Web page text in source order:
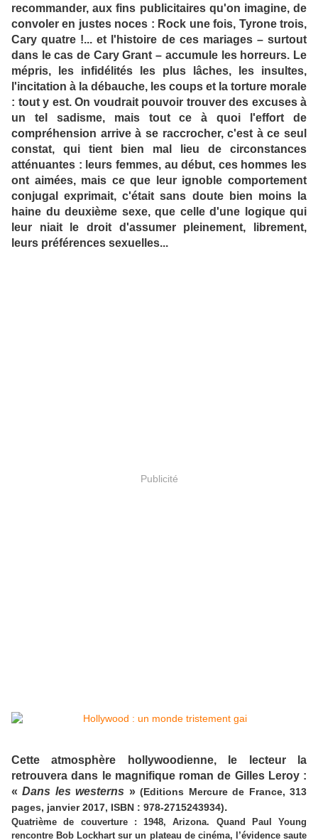
recommander, aux fins publicitaires qu'on imagine, de
convoler en justes noces : Rock une fois, Tyrone trois,
Cary quatre !... et l'histoire de ces mariages – surtout
dans le cas de Cary Grant – accumule les horreurs. Le
mépris, les infidélités les plus lâches, les insultes,
l'incitation à la débauche, les coups et la torture morale
: tout y est. On voudrait pouvoir trouver des excuses à
un tel sadisme, mais tout ce à quoi l'effort de
compréhension arrive à se raccrocher, c'est à ce seul
constat, qui tient bien mal lieu de circonstances
atténuantes : leurs femmes, au début, ces hommes les
ont aimées, mais ce que leur ignoble comportement
conjugal exprimait, c'était sans doute bien moins la
haine du deuxième sexe, que celle d'une logique qui
leur niait le droit d'assumer pleinement, librement,
leurs préférences sexuelles...
Publicité
Cette atmosphère hollywoodienne, le lecteur la
retrouvera dans le magnifique roman de Gilles Leroy :
«Dans les westerns »(Editions Mercure de France, 313
pages, janvier 2017, ISBN : 978-2715243934).
Quatrième de couverture : 1948, Arizona. Quand Paul Young
rencontre Bob Lockhart sur un plateau de cinéma, l’évidence saute